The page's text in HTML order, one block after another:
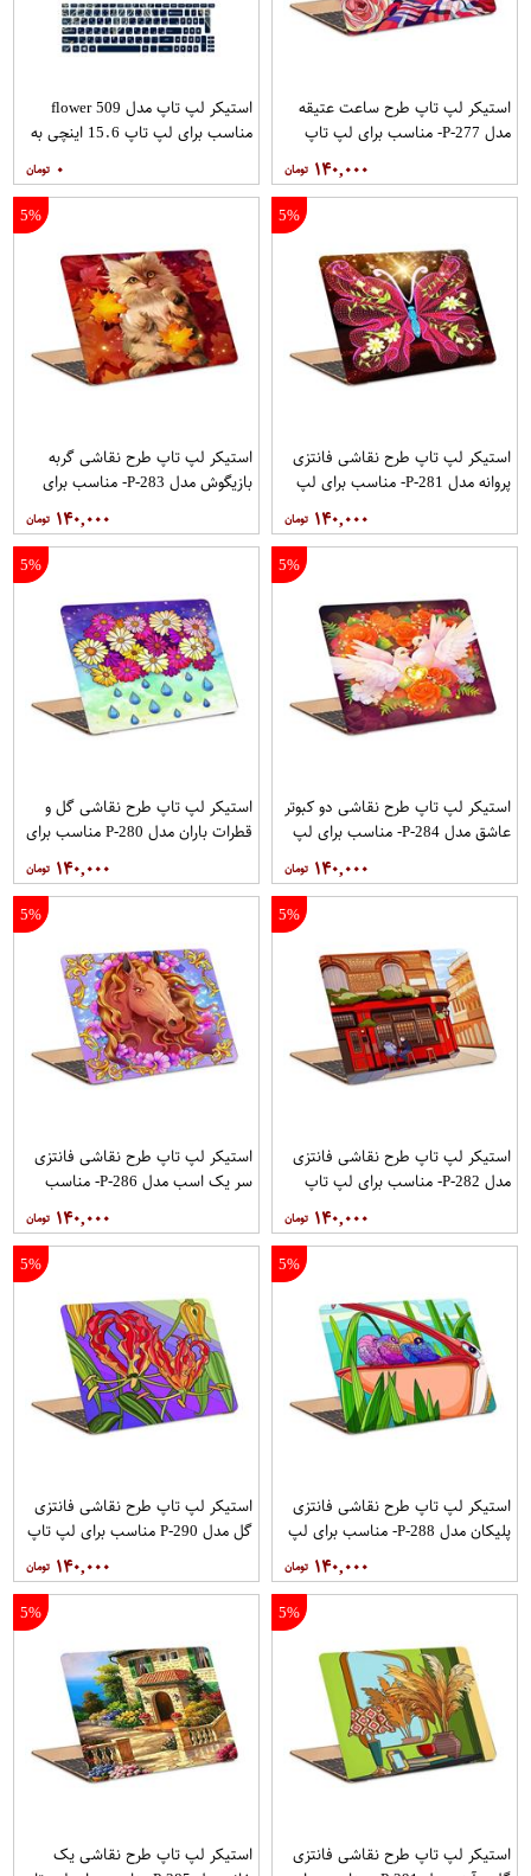
استیکر لپ تاپ طرح ساعت عتیقه
مدل P-277- مناسب برای لپ تاپ
۱۴۰,۰۰۰
استیکر لپ تاپ مدل flower 509
مناسب برای لپ تاپ 15.6 اینچی به
۰
5%
استیکر لپ تاپ طرح نقاشی فانتزی
پروانه مدل P-281- مناسب برای لپ
۱۴۰,۰۰۰
5%
استیکر لپ تاپ طرح نقاشی گربه
بازیگوش مدل P-283- مناسب برای
۱۴۰,۰۰۰
5%
استیکر لپ تاپ طرح نقاشی دو کبوتر
عاشق مدل P-284- مناسب برای لپ
۱۴۰,۰۰۰
5%
استیکر لپ تاپ طرح نقاشی گل و
قطرات باران مدل P-280 مناسب برای
۱۴۰,۰۰۰
5%
استیکر لپ تاپ طرح نقاشی فانتزی
مدل P-282- مناسب برای لپ تاپ
۱۴۰,۰۰۰
5%
استیکر لپ تاپ طرح نقاشی فانتزی
سر یک اسب مدل P-286- مناسب
۱۴۰,۰۰۰
5%
استیکر لپ تاپ طرح نقاشی فانتزی
پلیکان مدل P-288- مناسب برای لپ
۱۴۰,۰۰۰
5%
استیکر لپ تاپ طرح نقاشی فانتزی
گل مدل P-290 مناسب برای لپ تاپ
۱۴۰,۰۰۰
5%
استیکر لپ تاپ طرح نقاشی فانتزی
5%
استیکر لپ تاپ طرح نقاشی یک